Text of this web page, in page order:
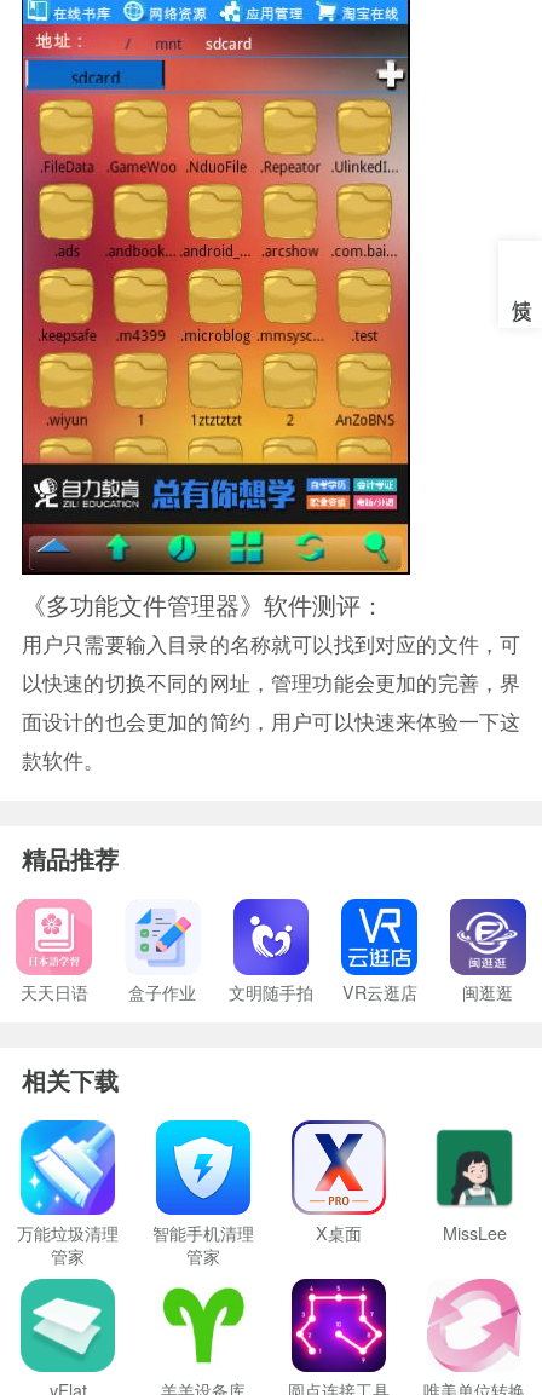
《多功能文件管理器》软件测评：
用户只需要输入目录的名称就可以找到对应的文件，可
以快速的切换不同的网址，管理功能会更加的完善，界
面设计的也会更加的简约，用户可以快速来体验一下这
款软件。
精品推荐
天天日语 盒子作业 文明随手拍 VR云逛店 闽逛逛
相关下载
万能垃圾清理
管家
智能手机清理
管家
X桌面 MissLee